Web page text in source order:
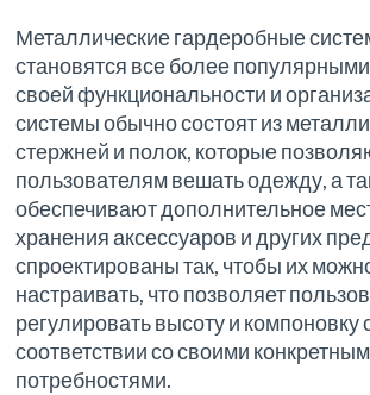
Металлические гардеробные
становятся все более
своей функциональности и
системы обычно состоят из
стержней и полок, которые
пользователям вешать одежду, а
обеспечивают дополнительное
хранения аксессуаров и других
спроектированы так, чтобы их
настраивать, что позволяет
регулировать высоту и компоновку
соответствии со своими
потребностями.